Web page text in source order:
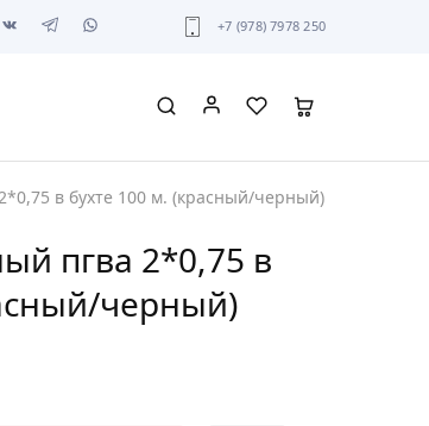
+7 (978) 7978 250
в бухте 100 м. (красный/черный)
пгва 2*0,75 в
черный)